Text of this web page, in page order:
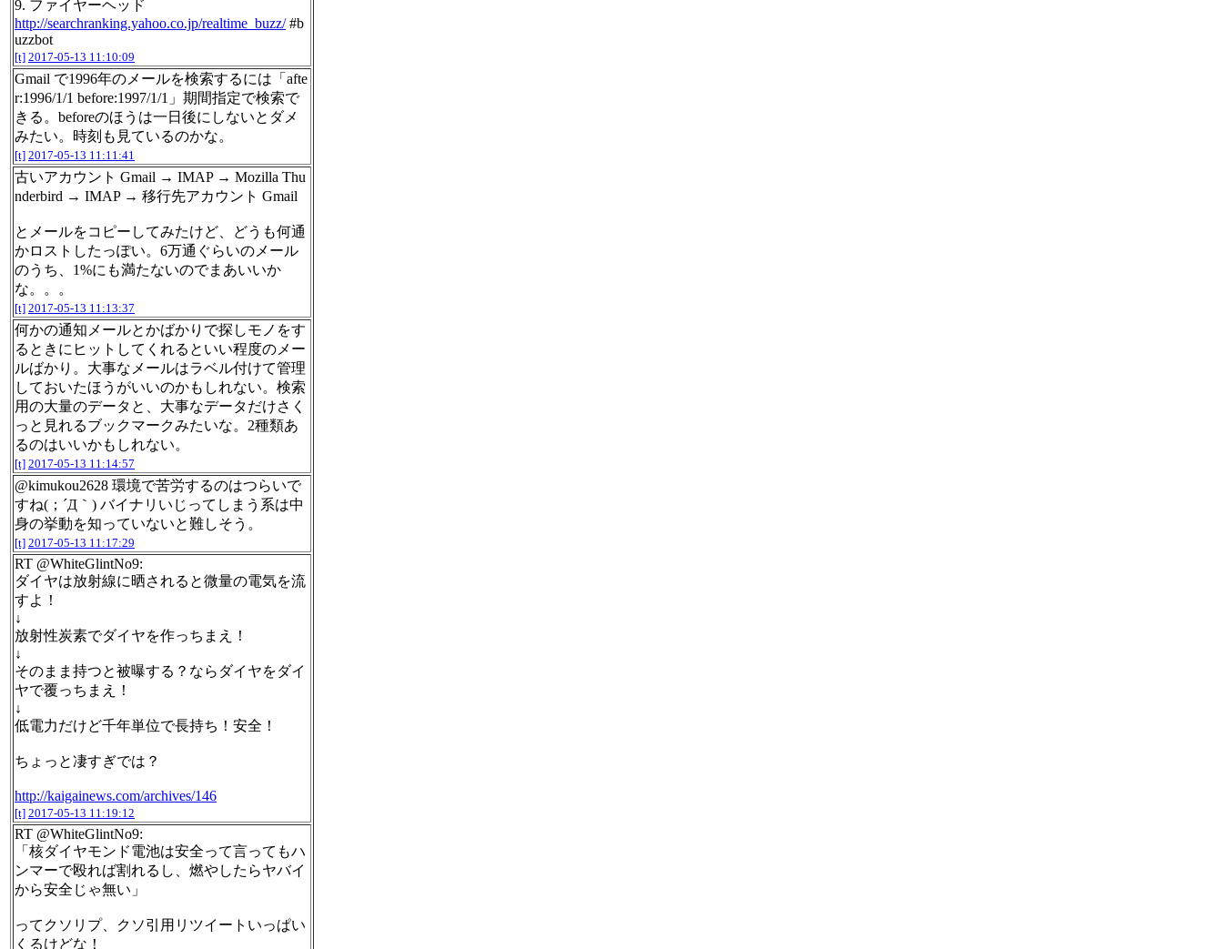
9. ファイヤーヘッド
http://searchranking.yahoo.co.jp/realtime_buzz/#b
uzzbot
[t] 2017-05-13 11:10:09
Gmail で1996年のメールを検索するには「afte
r:1996/1/1 before:1997/1/1」期間指定で検索で
きる。beforeのほうは一日後にしないとダメ
みたい。時刻も見ているのかな。
[t] 2017-05-13 11:11:41
古いアカウント Gmail → IMAP → Mozilla Thu
nderbird → IMAP → 移行先アカウント Gmail
とメールをコピーしてみたけど、どうも何通
かロストしたっぽい。6万通ぐらいのメール
のうち、1%にも満たないのでまあいいか
な。。。
[t] 2017-05-13 11:13:37
何かの通知メールとかばかりで探しモノをす
るときにヒットしてくれるといい程度のメー
ルばかり。大事なメールはラベル付けて管理
しておいたほうがいいのかもしれない。検索
用の大量のデータと、大事なデータだけさく
っと見れるブックマークみたいな。2種類あ
るのはいいかもしれない。
[t] 2017-05-13 11:14:57
@kimukou2628 環境で苦労するのはつらいで
すね(；´Д｀) バイナリいじってしまう系は中
身の挙動を知っていないと難しそう。
[t] 2017-05-13 11:17:29
RT @WhiteGlintNo9:
ダイヤは放射線に晒されると微量の電気を流
すよ！
↓
放射性炭素でダイヤを作っちまえ！
↓
そのまま持つと被曝する？ならダイヤをダイ
ヤで覆っちまえ！
↓
低電力だけど千年単位で長持ち！安全！
ちょっと凄すぎでは？
http://kaigainews.com/archives/146
[t] 2017-05-13 11:19:12
RT @WhiteGlintNo9:
「核ダイヤモンド電池は安全って言ってもハ
ンマーで殴れば割れるし、燃やしたらヤバイ
から安全じゃ無い」
ってクソリプ、クソ引用リツイートいっぱい
くるけどな！